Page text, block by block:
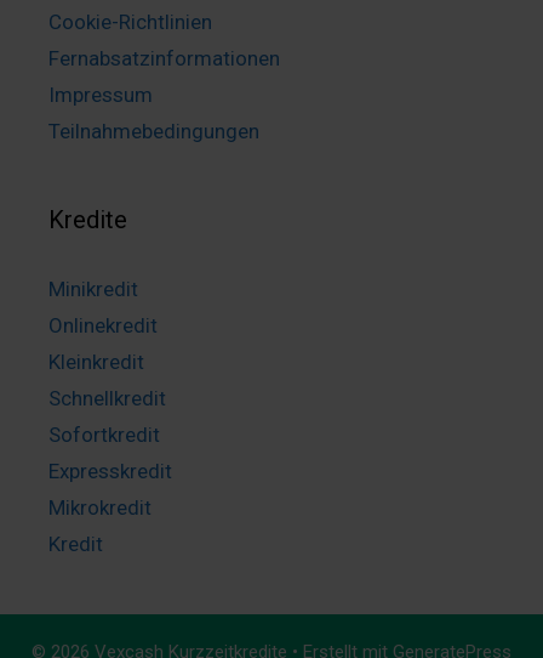
Cookie-Richtlinien
Fernabsatzinformationen
Impressum
Teilnahmebedingungen
Kredite
Minikredit
Onlinekredit
Kleinkredit
Schnellkredit
Sofortkredit
Expresskredit
Mikrokredit
Kredit
© 2026 Vexcash Kurzzeitkredite • Erstellt mit GeneratePress